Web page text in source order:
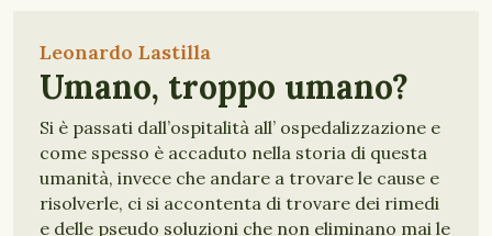
Leonardo Lastilla
Umano, troppo umano?
Si è passati dall’ospitalità all’ ospedalizzazione e
come spesso è accaduto nella storia di questa
umanità, invece che andare a trovare le cause e
risolverle, ci si accontenta di trovare dei rimedi
e delle pseudo soluzioni che non eliminano mai le